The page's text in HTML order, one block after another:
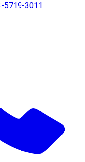
5719-3011